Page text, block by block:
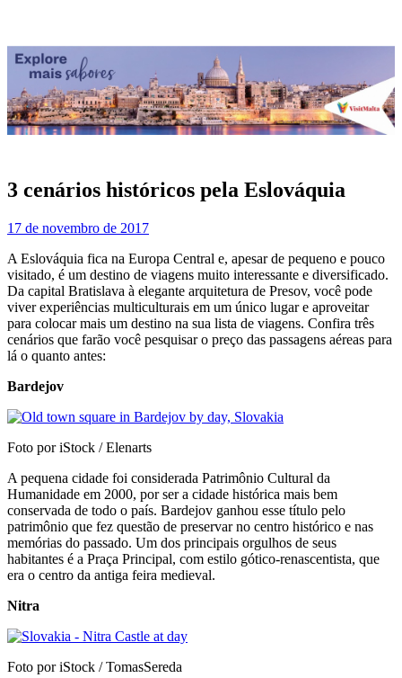
3 cenários históricos pela Eslováquia
17 de novembro de 2017
A Eslováquia fica na Europa Central e, apesar de pequeno e pouco
visitado, é um destino de viagens muito interessante e diversificado.
Da capital Bratislava à elegante arquitetura de Presov, você pode
viver experiências multiculturais em um único lugar e aproveitar
para colocar mais um destino na sua lista de viagens. Confira três
cenários que farão você pesquisar o preço das passagens aéreas para
lá o quanto antes:
Bardejov
Foto por iStock / Elenarts
A pequena cidade foi considerada Patrimônio Cultural da
Humanidade em 2000, por ser a cidade histórica mais bem
conservada de todo o país. Bardejov ganhou esse título pelo
patrimônio que fez questão de preservar no centro histórico e nas
memórias do passado. Um dos principais orgulhos de seus
habitantes é a Praça Principal, com estilo gótico-renascentista, que
era o centro da antiga feira medieval.
Nitra
Foto por iStock / TomasSereda